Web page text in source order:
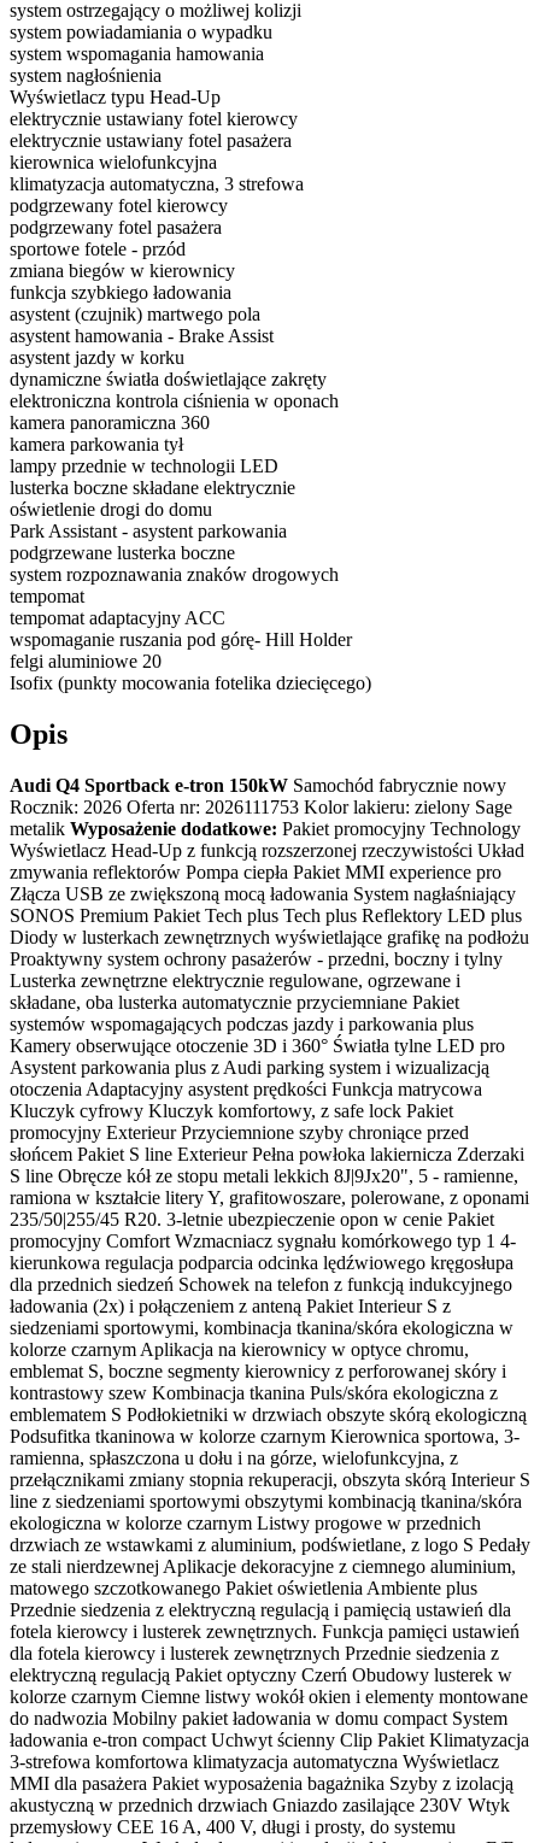
system ostrzegający o możliwej kolizji
system powiadamiania o wypadku
system wspomagania hamowania
system nagłośnienia
Wyświetlacz typu Head-Up
elektrycznie ustawiany fotel kierowcy
elektrycznie ustawiany fotel pasażera
kierownica wielofunkcyjna
klimatyzacja automatyczna, 3 strefowa
podgrzewany fotel kierowcy
podgrzewany fotel pasażera
sportowe fotele - przód
zmiana biegów w kierownicy
funkcja szybkiego ładowania
asystent (czujnik) martwego pola
asystent hamowania - Brake Assist
asystent jazdy w korku
dynamiczne światła doświetlające zakręty
elektroniczna kontrola ciśnienia w oponach
kamera panoramiczna 360
kamera parkowania tył
lampy przednie w technologii LED
lusterka boczne składane elektrycznie
oświetlenie drogi do domu
Park Assistant - asystent parkowania
podgrzewane lusterka boczne
system rozpoznawania znaków drogowych
tempomat
tempomat adaptacyjny ACC
wspomaganie ruszania pod górę- Hill Holder
felgi aluminiowe 20
Isofix (punkty mocowania fotelika dziecięcego)
Opis
Audi Q4 Sportback e-tron 150kW Samochód fabrycznie nowy
Rocznik: 2026 Oferta nr: 2026111753 Kolor lakieru: zielony Sage
metalik Wyposażenie dodatkowe: Pakiet promocyjny Technology
Wyświetlacz Head-Up z funkcją rozszerzonej rzeczywistości Układ
zmywania reflektorów Pompa ciepła Pakiet MMI experience pro
Złącza USB ze zwiększoną mocą ładowania System nagłaśniający
SONOS Premium Pakiet Tech plus Tech plus Reflektory LED plus
Diody w lusterkach zewnętrznych wyświetlające grafikę na podłożu
Proaktywny system ochrony pasażerów - przedni, boczny i tylny
Lusterka zewnętrzne elektrycznie regulowane, ogrzewane i
składane, oba lusterka automatycznie przyciemniane Pakiet
systemów wspomagających podczas jazdy i parkowania plus
Kamery obserwujące otoczenie 3D i 360° Światła tylne LED pro
Asystent parkowania plus z Audi parking system i wizualizacją
otoczenia Adaptacyjny asystent prędkości Funkcja matrycowa
Kluczyk cyfrowy Kluczyk komfortowy, z safe lock Pakiet
promocyjny Exterieur Przyciemnione szyby chroniące przed
słońcem Pakiet S line Exterieur Pełna powłoka lakiernicza Zderzaki
S line Obręcze kół ze stopu metali lekkich 8J|9Jx20", 5 - ramienne,
ramiona w kształcie litery Y, grafitowoszare, polerowane, z oponami
235/50|255/45 R20. 3-letnie ubezpieczenie opon w cenie Pakiet
promocyjny Comfort Wzmacniacz sygnału komórkowego typ 1 4-
kierunkowa regulacja podparcia odcinka lędźwiowego kręgosłupa
dla przednich siedzeń Schowek na telefon z funkcją indukcyjnego
ładowania (2x) i połączeniem z anteną Pakiet Interieur S z
siedzeniami sportowymi, kombinacja tkanina/skóra ekologiczna w
kolorze czarnym Aplikacja na kierownicy w optyce chromu,
emblemat S, boczne segmenty kierownicy z perforowanej skóry i
kontrastowy szew Kombinacja tkanina Puls/skóra ekologiczna z
emblematem S Podłokietniki w drzwiach obszyte skórą ekologiczną
Podsufitka tkaninowa w kolorze czarnym Kierownica sportowa, 3-
ramienna, spłaszczona u dołu i na górze, wielofunkcyjna, z
przełącznikami zmiany stopnia rekuperacji, obszyta skórą Interieur S
line z siedzeniami sportowymi obszytymi kombinacją tkanina/skóra
ekologiczna w kolorze czarnym Listwy progowe w przednich
drzwiach ze wstawkami z aluminium, podświetlane, z logo S Pedały
ze stali nierdzewnej Aplikacje dekoracyjne z ciemnego aluminium,
matowego szczotkowanego Pakiet oświetlenia Ambiente plus
Przednie siedzenia z elektryczną regulacją i pamięcią ustawień dla
fotela kierowcy i lusterek zewnętrznych. Funkcja pamięci ustawień
dla fotela kierowcy i lusterek zewnętrznych Przednie siedzenia z
elektryczną regulacją Pakiet optyczny Czerń Obudowy lusterek w
kolorze czarnym Ciemne listwy wokół okien i elementy montowane
do nadwozia Mobilny pakiet ładowania w domu compact System
ładowania e-tron compact Uchwyt ścienny Clip Pakiet Klimatyzacja
3-strefowa komfortowa klimatyzacja automatyczna Wyświetlacz
MMI dla pasażera Pakiet wyposażenia bagażnika Szyby z izolacją
akustyczną w przednich drzwiach Gniazdo zasilające 230V Wtyk
przemysłowy CEE 16 A, 400 V, długi i prosty, do systemu